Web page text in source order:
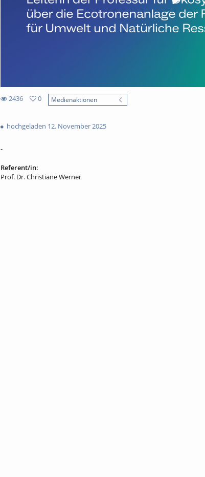
2436
views
0
Medienaktionen
hochgeladen 12. November 2025
-
Referent/in:
Prof. Dr. Christiane Werner